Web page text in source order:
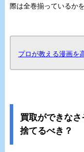
際は全巻揃っているか
プロが教える漫画を
買取ができな
捨てるべき？